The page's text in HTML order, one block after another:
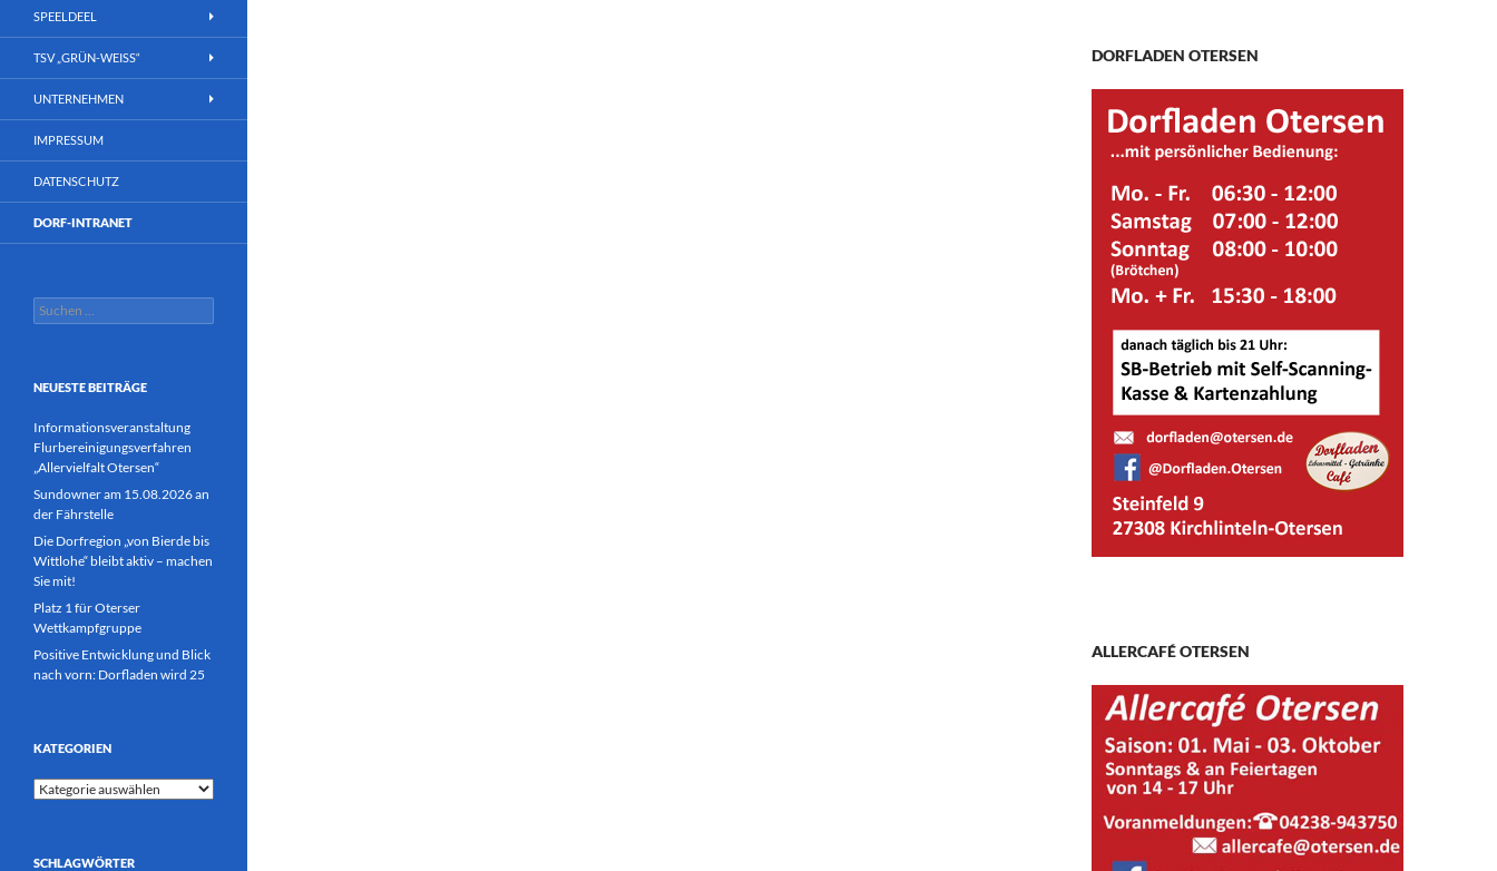
DORFLADEN OTERSEN
ALLERCAFÉ OTERSEN
SPEELDEEL
TSV „GRÜN-WEISS“
UNTERNEHMEN
IMPRESSUM
DATENSCHUTZ
DORF-INTRANET
Suchen
nach:
NEUESTE BEITRÄGE
Informationsveranstaltung
Flurbereinigungsverfahren
„Allervielfalt Otersen“
Sundowner am 15.08.2026 an
der Fährstelle
Die Dorfregion „von Bierde bis
Wittlohe“ bleibt aktiv – machen
Sie mit!
Platz 1 für Oterser
Wettkampfgruppe
Positive Entwicklung und Blick
nach vorn: Dorfladen wird 25
KATEGORIEN
Kategorien
SCHLAGWÖRTER